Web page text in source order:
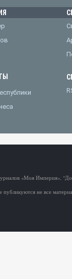
«Моя Империя»,
публикуются не все